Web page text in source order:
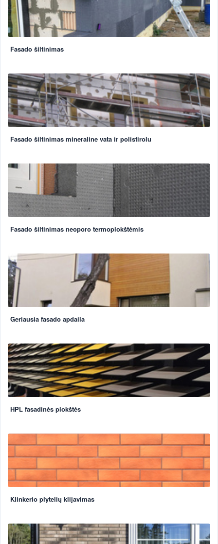
Fasado šiltinimas
Fasado šiltinimas mineraline vata ir polistirolu
Fasado šiltinimas neoporo termoplokštėmis
Geriausia fasado apdaila
HPL fasadinės plokštės
Klinkerio plytelių klijavimas